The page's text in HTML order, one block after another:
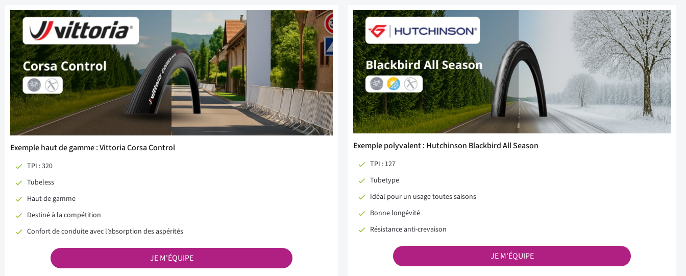
Exemple haut de gamme : Vittoria Corsa Control
TPI : 320
Tubeless
Haut de gamme
Destiné à la compétition
Confort de conduite avec l’absorption des aspérités
JE M'ÉQUIPE
Exemple polyvalent : Hutchinson Blackbird All Season
TPI : 127
Tubetype
Idéal pour un usage toutes saisons
Bonne longévité
Résistance anti-crevaison
JE M'ÉQUIPE